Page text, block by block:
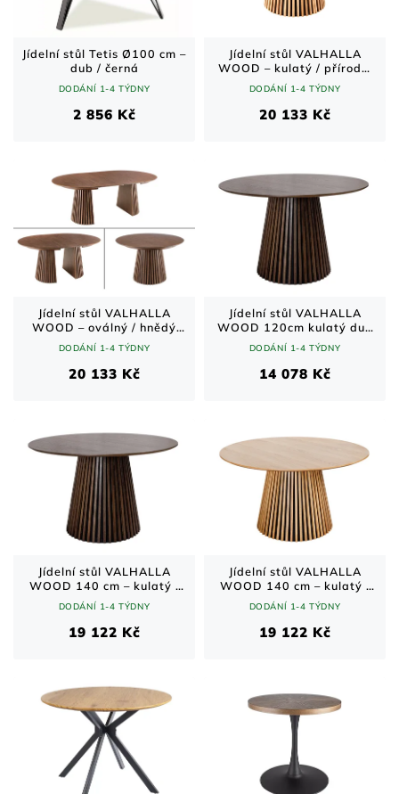
Jídelní stůl Tetis Ø100 cm –
dub / černá
DODÁNÍ 1-4 TÝDNY
2 856 Kč
Jídelní stůl VALHALLA
WOOD – kulatý / přírodní
dub / 120–160–200 cm
DODÁNÍ 1-4 TÝDNY
20 133 Kč
Jídelní stůl VALHALLA
WOOD – oválný / hnědý
dub / 120–160–200 cm
DODÁNÍ 1-4 TÝDNY
20 133 Kč
Jídelní stůl VALHALLA
WOOD 120cm kulatý dub
tmavý
DODÁNÍ 1-4 TÝDNY
14 078 Kč
Jídelní stůl VALHALLA
WOOD 140 cm – kulatý /
hnědý dub / dřevěná
lamelová podnož
DODÁNÍ 1-4 TÝDNY
19 122 Kč
Jídelní stůl VALHALLA
WOOD 140 cm – kulatý /
přírodní dub / masivní
dřevo
DODÁNÍ 1-4 TÝDNY
19 122 Kč